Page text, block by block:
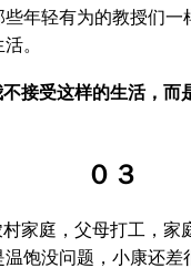
年轻有为的教授们一
。
接受这样的生活，而
０３
家庭，父母打工，家
饱没问题，小康还差